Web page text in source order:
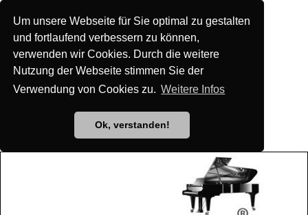
Um unsere Webseite für Sie optimal zu gestalten
und fortlaufend verbessern zu können,
verwenden wir Cookies. Durch die weitere
Nutzung der Webseite stimmen Sie der
Verwendung von Cookies zu. Weitere Infos
Ok, verstanden!